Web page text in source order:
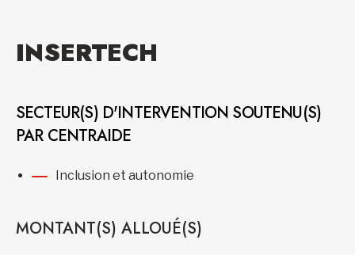
INSERTECH
SECTEUR(S) D'INTERVENTION SOUTENU(S)
PAR CENTRAIDE
Inclusion et autonomie
MONTANT(S) ALLOUÉ(S)